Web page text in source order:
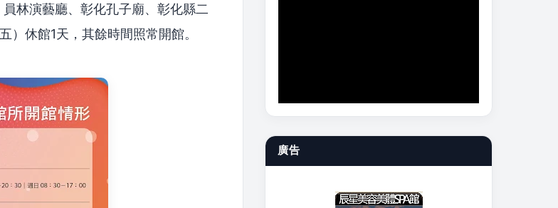
林演藝廳、彰化孔子廟、彰化縣二
）休館1天，其餘時間照常開館。
廣告